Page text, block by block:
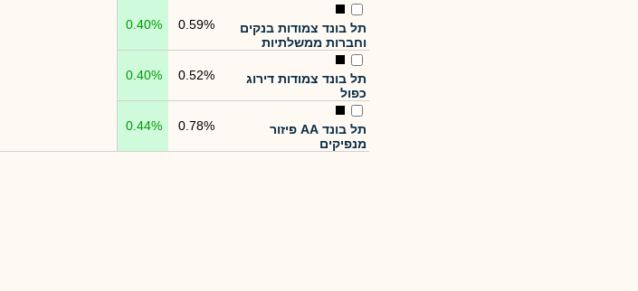
תל בונד צמודות בנקים
וחברות ממשלתיות
0.59%
0.40%
תל בונד צמודות דירוג
כפול
0.52%
0.40%
תל בונד AA פיזור
מנפיקים
0.78%
0.44%